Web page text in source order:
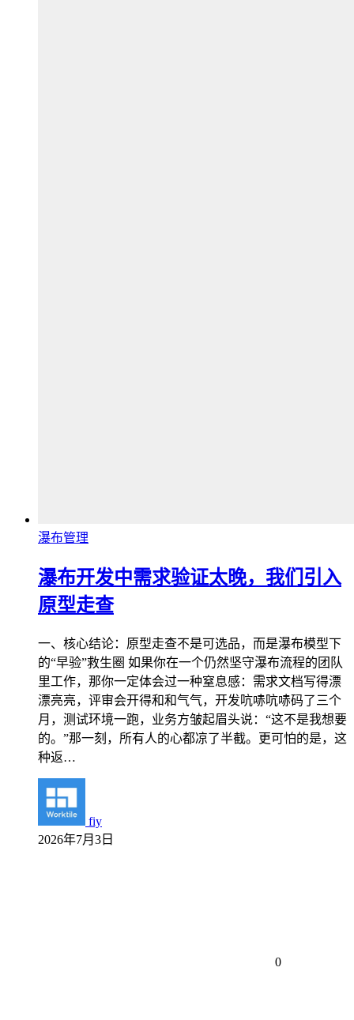
瀑布管理
瀑布开发中需求验证太晚，我们引入
原型走查
一、核心结论：原型走查不是可选品，而是瀑布模型下
的“早验”救生圈 如果你在一个仍然坚守瀑布流程的团队
里工作，那你一定体会过一种窒息感：需求文档写得漂
漂亮亮，评审会开得和和气气，开发吭哧吭哧码了三个
月，测试环境一跑，业务方皱起眉头说：“这不是我想要
的。”那一刻，所有人的心都凉了半截。更可怕的是，这
种返…
fiy
2026年7月3日
0